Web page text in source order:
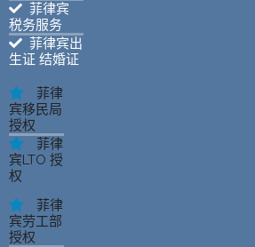
菲律宾
税务服务
菲律宾出
生证 结婚证
菲律
宾移民局
授权
菲律
宾LTO 授
权
菲律
宾劳工部
授权